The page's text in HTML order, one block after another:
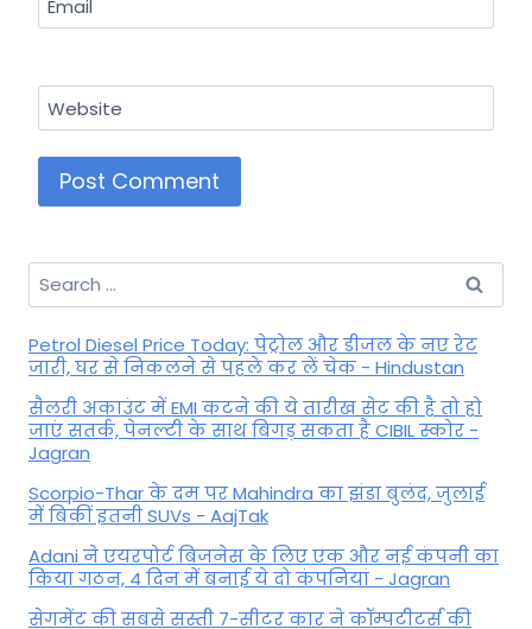
Email
Website
Search
for:
Petrol Diesel Price Today: पेट्रोल और डीजल के नए रेट
जारी, घर से निकलने से पहले कर लें चेक - Hindustan
सैलरी अकाउंट में EMI कटने की ये तारीख सेट की है तो हो
जाएं सतर्क, पेनल्टी के साथ बिगड़ सकता है CIBIL स्कोर -
Jagran
Scorpio-Thar के दम पर Mahindra का झंडा बुलंद, जुलाई
में बिकीं इतनी SUVs - AajTak
Adani ने एयरपोर्ट बिजनेस के लिए एक और नई कंपनी का
किया गठन, 4 दिन में बनाई ये दो कंपनियां - Jagran
सेगमेंट की सबसे सस्ती 7-सीटर कार ने कॉम्पटीटर्स की